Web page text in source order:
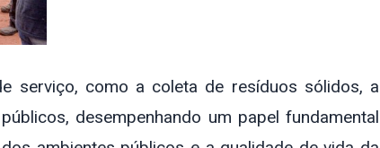
serviço, como a coleta de resíduos sólidos, a
desempenhando um papel fundamental